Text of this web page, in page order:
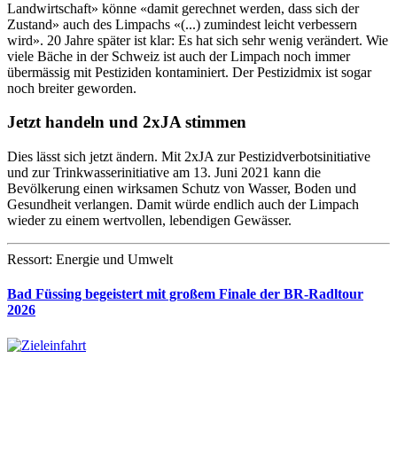
Landwirtschaft» könne «damit gerechnet werden, dass sich der
Zustand» auch des Limpachs «(...) zumindest leicht verbessern
wird». 20 Jahre später ist klar: Es hat sich sehr wenig verändert. Wie
viele Bäche in der Schweiz ist auch der Limpach noch immer
übermässig mit Pestiziden kontaminiert. Der Pestizidmix ist sogar
noch breiter geworden.
Jetzt handeln und 2xJA stimmen
Dies lässt sich jetzt ändern. Mit 2xJA zur Pestizidverbotsinitiative
und zur Trinkwasserinitiative am 13. Juni 2021 kann die
Bevölkerung einen wirksamen Schutz von Wasser, Boden und
Gesundheit verlangen. Damit würde endlich auch der Limpach
wieder zu einem wertvollen, lebendigen Gewässer.
Ressort: Energie und Umwelt
Bad Füssing begeistert mit großem Finale der BR-Radltour
2026